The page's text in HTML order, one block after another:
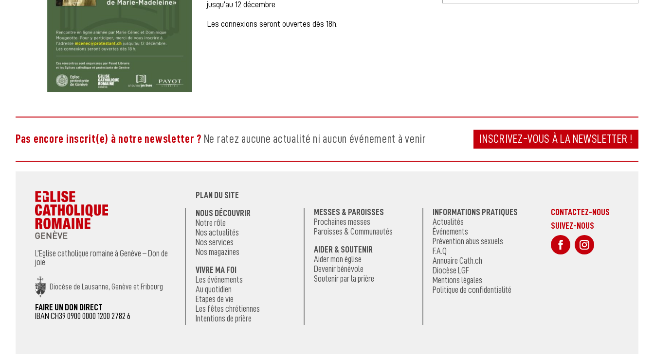
jusqu’au 12 décembre
Les connexions seront ouvertes dès 18h.
Pas encore inscrit(e) à notre newsletter ? Ne ratez aucune actualité ni aucun événement à venir INSCRIVEZ-VOUS À LA NEWSLETTER !
L’Eglise catholique romaine à Genève – Don de
joie
Diocèse de Lausanne, Genève et Fribourg
FAIRE UN DON DIRECT
IBAN CH39 0900 0000 1200 2782 6
PLAN DU SITE
NOUS DÉCOUVRIR
Notre rôle
Nos actualités
Nos services
Nos magazines
VIVRE MA FOI
Les événements
Au quotidien
Etapes de vie
Les fêtes chrétiennes
Intentions de prière
MESSES & PAROISSES
Prochaines messes
Paroisses & Communautés
AIDER & SOUTENIR
Aider mon église
Devenir bénévole
Soutenir par la prière
INFORMATIONS PRATIQUES
Actualités
Événements
Prévention abus sexuels
F.A.Q
Annuaire Cath.ch
Diocèse LGF
Mentions légales
Politique de confidentialité
CONTACTEZ-NOUS
SUIVEZ-NOUS
sur Facebook